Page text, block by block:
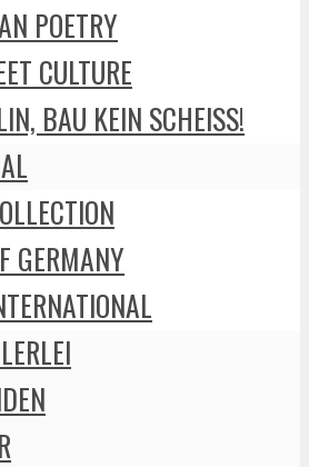
POETRY
CULTURE
BAU KEIN SCHEISS!
GERMANY